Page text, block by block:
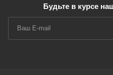
Будьте в курсе